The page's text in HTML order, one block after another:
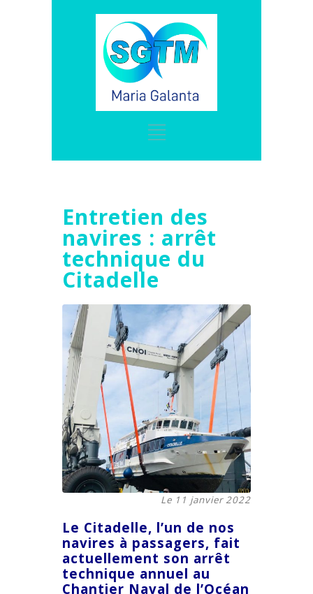
Entretien des
navires : arrêt
technique du
Citadelle
Le 11 janvier 2022
Le Citadelle, l’un de nos
navires à passagers, fait
actuellement son arrêt
technique annuel au
Chantier Naval de l’Océan